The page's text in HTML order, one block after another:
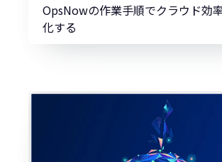
OpsNowの作業手順でクラウド効
化する